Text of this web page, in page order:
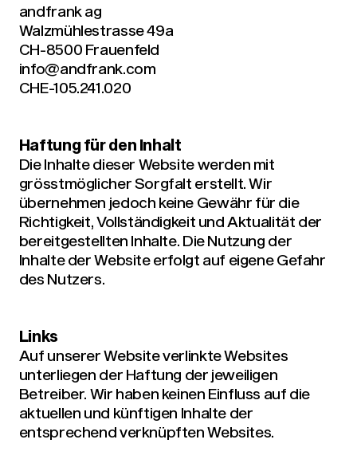
andfrank ag
Walzmühlestrasse 49a
CH-8500 Frauenfeld
info@andfrank.com
CHE-105.241.020
Haftung für den Inhalt
Die Inhalte dieser Website werden mit
grösstmöglicher Sorgfalt erstellt. Wir
übernehmen jedoch keine Gewähr für die
Richtigkeit, Vollständigkeit und Aktualität der
bereitgestellten Inhalte. Die Nutzung der
Inhalte der Website erfolgt auf eigene Gefahr
des Nutzers.
Links
Auf unserer Website verlinkte Websites
unterliegen der Haftung der jeweiligen
Betreiber. Wir haben keinen Einfluss auf die
aktuellen und künftigen Inhalte der
entsprechend verknüpften Websites.